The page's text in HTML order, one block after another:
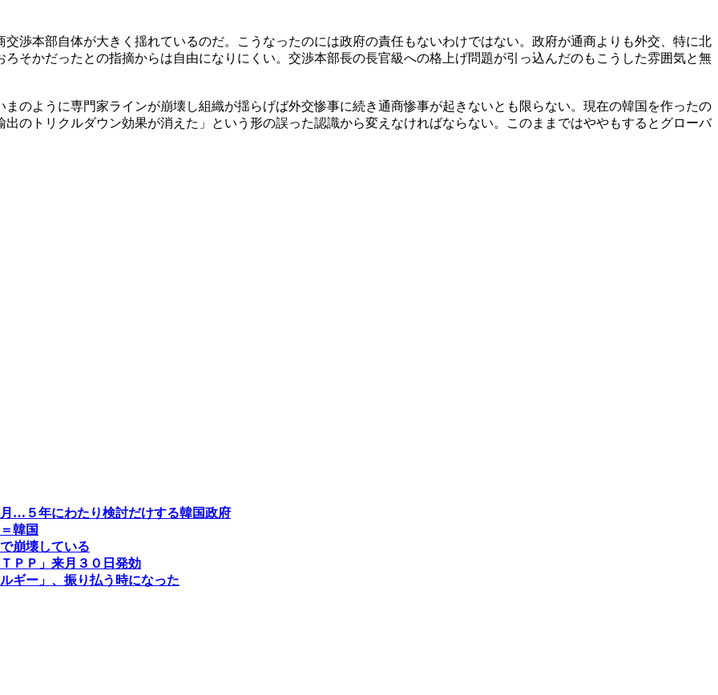
渉本部自体が大きく揺れているのだ。こうなったのには政府の責任もないわけではない。政府が通商よりも外交、特に北
そかだったとの指摘からは自由になりにくい。交渉本部長の長官級への格上げ問題が引っ込んだのもこうした雰囲気と無
のように専門家ラインが崩壊し組織が揺らげば外交惨事に続き通商惨事が起きないとも限らない。現在の韓国を作ったの
のトリクルダウン効果が消えた」という形の誤った認識から変えなければならない。このままではややもするとグローバ
…５年にわたり検討だけする韓国政府
韓国
崩壊している
ＰＰ」来月３０日発効
ギー」、振り払う時になった